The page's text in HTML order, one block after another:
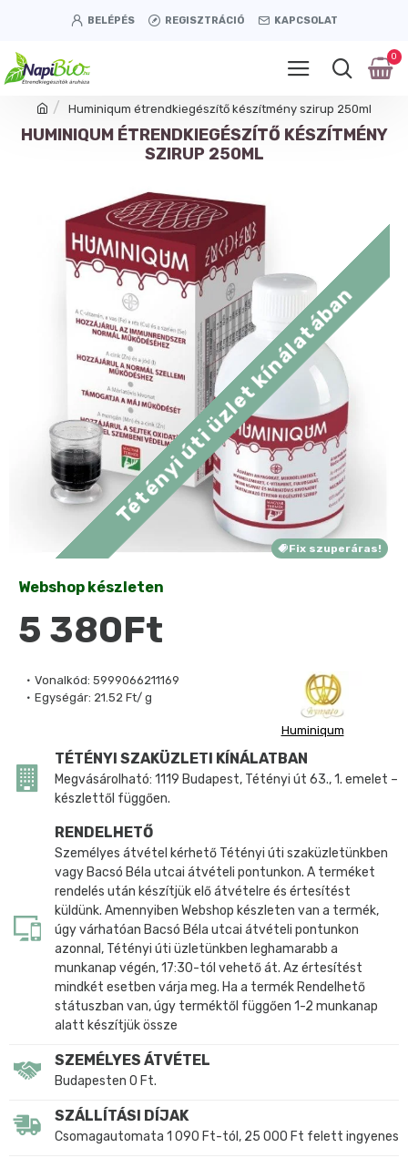
BELÉPÉS REGISZTRÁCIÓ KAPCSOLAT
0
Huminiqum étrendkiegészítő készítmény szirup 250ml
HUMINIQUM ÉTRENDKIEGÉSZÍTŐ KÉSZÍTMÉNY
SZIRUP 250ML
Fix szuperáras!
Tétényi úti üzlet kínálatában
Vonalkód: 5999066211169
Egységár: 21.52 Ft/ g
Huminiqum
Webshop készleten
5 380Ft
TÉTÉNYI SZAKÜZLETI KÍNÁLATBAN
Megvásárolható: 1119 Budapest, Tétényi út 63., 1. emelet –
készlettől függően.
RENDELHETŐ
Személyes átvétel kérhető Tétényi úti szaküzletünkben
vagy Bacsó Béla utcai átvételi pontunkon. A terméket
rendelés után készítjük elő átvételre és értesítést
küldünk. Amennyiben Webshop készleten van a termék,
úgy várhatóan Bacsó Béla utcai átvételi pontunkon
azonnal, Tétényi úti üzletünkben leghamarabb a
munkanap végén, 17:30-tól vehető át. Az értesítést
mindkét esetben várja meg. Ha a termék Rendelhető
státuszban van, úgy terméktől függően 1-2 munkanap
alatt készítjük össze
SZEMÉLYES ÁTVÉTEL
Budapesten 0 Ft.
SZÁLLÍTÁSI DÍJAK
Csomagautomata 1 090 Ft-tól, 25 000 Ft felett ingyenes